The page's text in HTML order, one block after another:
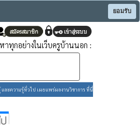
ยอมรับ
าทุกอย่างในเว็บครูบ้านนอก :
ละความรู้ทั่วไป เผยแพร่ผลงานวิชาการ ที่นี่